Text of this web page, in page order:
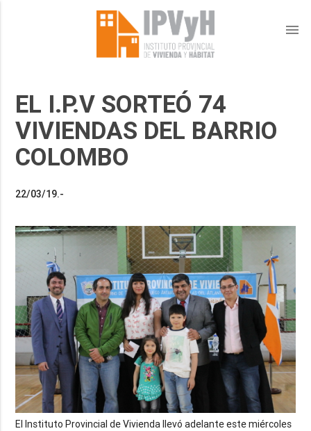
menu
EL I.P.V SORTEÓ 74
VIVIENDAS DEL BARRIO
COLOMBO
22/03/19.-
El Instituto Provincial de Vivienda llevó adelante este miércoles